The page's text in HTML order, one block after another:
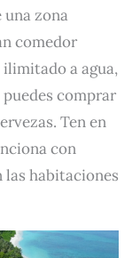
una zona
comedor
ilimitado a agua,
comprar
Ten en
con
las habitaciones